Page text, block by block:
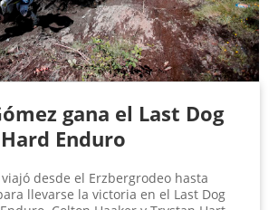
gana el Last Dog
Enduro
desde el Erzbergrodeo hasta
llevarse la victoria en el Last Dog